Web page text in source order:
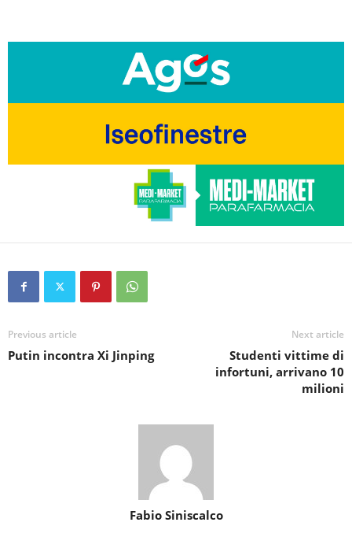
Previous article
Putin incontra Xi Jinping
Next article
Studenti vittime di
infortuni, arrivano 10
milioni
Fabio Siniscalco